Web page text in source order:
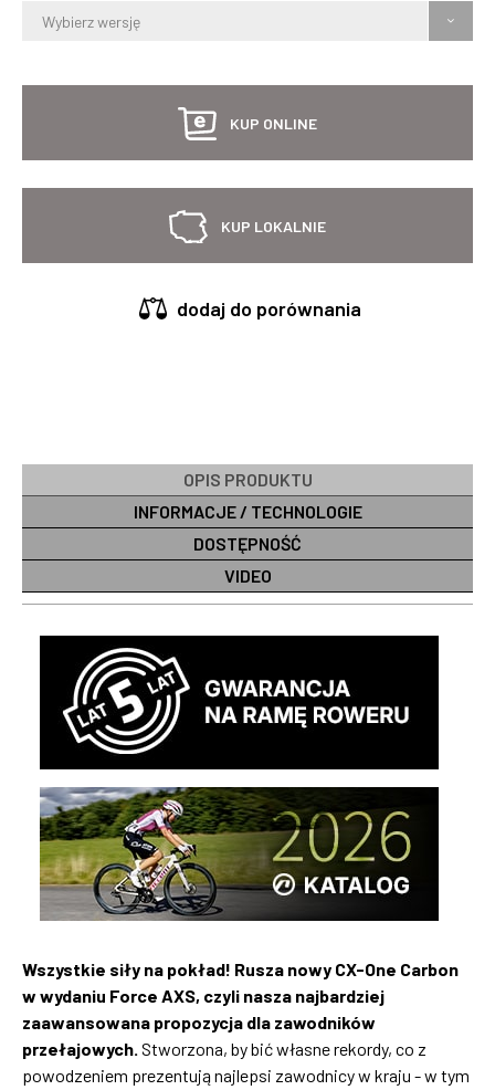
Wybierz wersję
KUP ONLINE
KUP LOKALNIE
dodaj do porównania
OPIS PRODUKTU
INFORMACJE / TECHNOLOGIE
DOSTĘPNOŚĆ
VIDEO
Wszystkie siły na pokład! Rusza nowy CX-One Carbon
w wydaniu Force AXS, czyli nasza najbardziej
zaawansowana propozycja dla zawodników
przełajowych. Stworzona, by bić własne rekordy, co z
powodzeniem prezentują najlepsi zawodnicy w kraju - w tym